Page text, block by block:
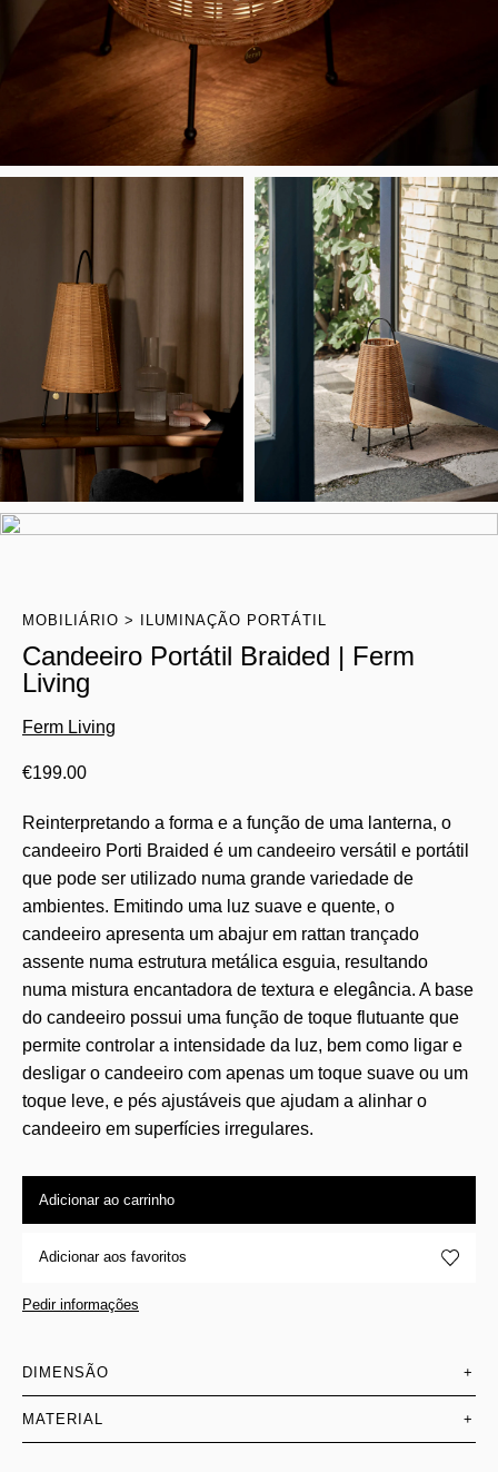
MOBILIÁRIO ILUMINAÇÃO PORTÁTIL
Candeeiro Portátil Braided | Ferm
Living
Ferm Living
€199.00
Reinterpretando a forma e a função de uma lanterna, o
candeeiro Porti Braided é um candeeiro versátil e portátil
que pode ser utilizado numa grande variedade de
ambientes. Emitindo uma luz suave e quente, o
candeeiro apresenta um abajur em rattan trançado
assente numa estrutura metálica esguia, resultando
numa mistura encantadora de textura e elegância. A base
do candeeiro possui uma função de toque flutuante que
permite controlar a intensidade da luz, bem como ligar e
desligar o candeeiro com apenas um toque suave ou um
toque leve, e pés ajustáveis que ajudam a alinhar o
candeeiro em superfícies irregulares.
Adicionar ao carrinho
Adicionar aos favoritos
Pedir informações
DIMENSÃO +
MATERIAL +